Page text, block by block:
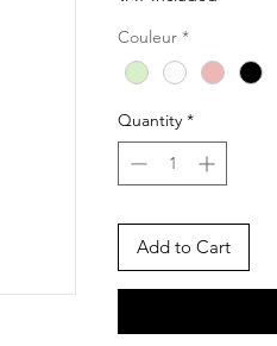
Couleur *
Quantity *
Add to Cart